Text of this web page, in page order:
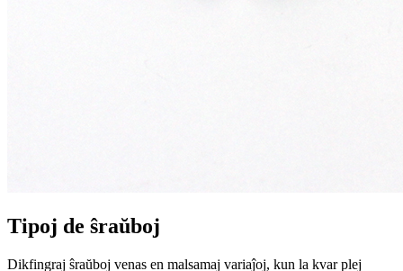
Tipoj de ŝraŭboj
Dikfingraj ŝraŭboj venas en malsamaj variaĵoj, kun la kvar plej